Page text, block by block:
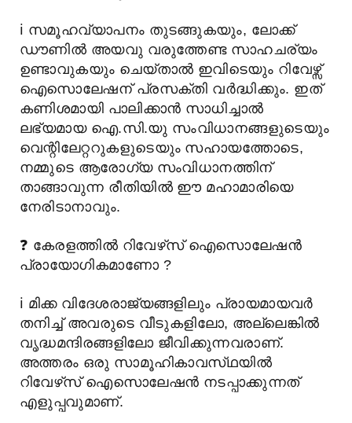
ℹ️ സമൂഹവ്യാപനം തുടങ്ങുകയും, ലോക്ക്
ഡൗണിൽ അയവു വരുത്തേണ്ട സാഹചര്യം
ഉണ്ടാവുകയും ചെയ്താൽ ഇവിടെയും റിവേഴ്സ്
ഐസൊലേഷന് പ്രസക്തി വർദ്ധിക്കും. ഇത്
കണിശമായി പാലിക്കാൻ സാധിച്ചാൽ
ലഭ്യമായ ഐ.സി.യു സംവിധാനങ്ങളുടെയും
വെന്റിലേറ്ററുകളുടെയും സഹായത്തോടെ,
നമ്മുടെ ആരോഗ്യ സംവിധാനത്തിന്
താങ്ങാവുന്ന രീതിയിൽ ഈ മഹാമാരിയെ
നേരിടാനാവും.
❓ കേരളത്തിൽ റിവേഴ്‌സ് ഐസൊലേഷൻ
പ്രായോഗികമാണോ ?
ℹ️ മിക്ക വിദേശരാജ്യങ്ങളിലും പ്രായമായവർ
തനിച്ച് അവരുടെ വീടുകളിലോ, അല്ലെങ്കിൽ
വൃദ്ധമന്ദിരങ്ങളിലോ ജീവിക്കുന്നവരാണ്.
അത്തരം ഒരു സാമൂഹികാവസ്‌ഥയിൽ
റിവേഴ്‌സ് ഐസൊലേഷൻ നടപ്പാക്കുന്നത്
എളുപ്പവുമാണ്.